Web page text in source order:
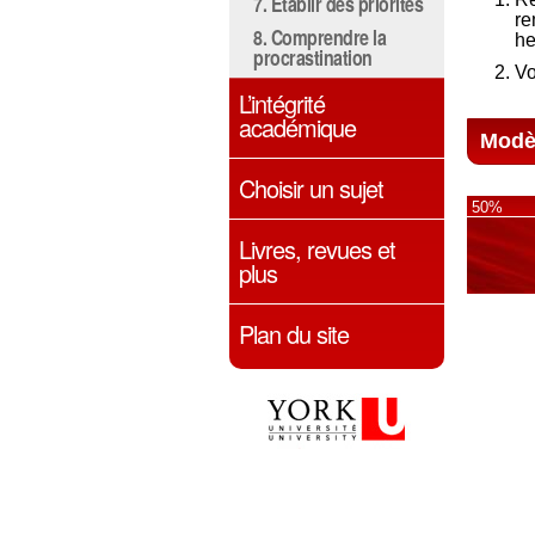
8. Comprendre la
procrastination
L’intégrité
académique
Choisir un sujet
Livres, revues et
plus
Plan du site
50%